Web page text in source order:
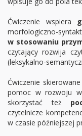
Ćwiczenie wspiera
morfologiczno-
w stosowaniu
czytający rozwija
(leksykalno-
Ćwiczenie
pomoc w rozwoju
skorzystać też
czytelnicze
w czasie późniejszej